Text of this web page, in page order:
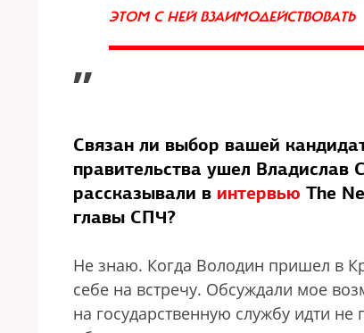
ЭТОМ С НЕЙ ВЗАИМОДЕЙСТВОВАТЬ
”
Связан ли выбор вашей
правительства ушел Владислав
рассказывали в интервью The
главы СПЧ?
Не знаю. Когда Володин пришел в
себе на встречу. Обсуждали мое
на государственную службу идти